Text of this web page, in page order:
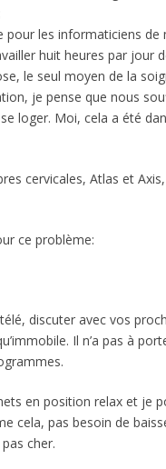
pour les informaticiens de
huit heures par jour
le seul moyen de la
je pense que nous
loger. Moi, cela a été
cervicales, Atlas et
ce problème:
discuter avec vos
Il n’a pas à
en position relax et je
cela, pas besoin de
cher.